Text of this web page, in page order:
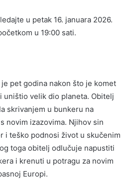
u petak 16. januara 2026.
u 19:00 sati.
pet godina nakon što je komet
uništio velik dio planeta. Obitelj
skrivanjem u bunkeru na
novim izazovima. Njihov sin
i teško podnosi život u skučenim
toga obitelj odlučuje napustiti
i krenuti u potragu za novim
Europi.